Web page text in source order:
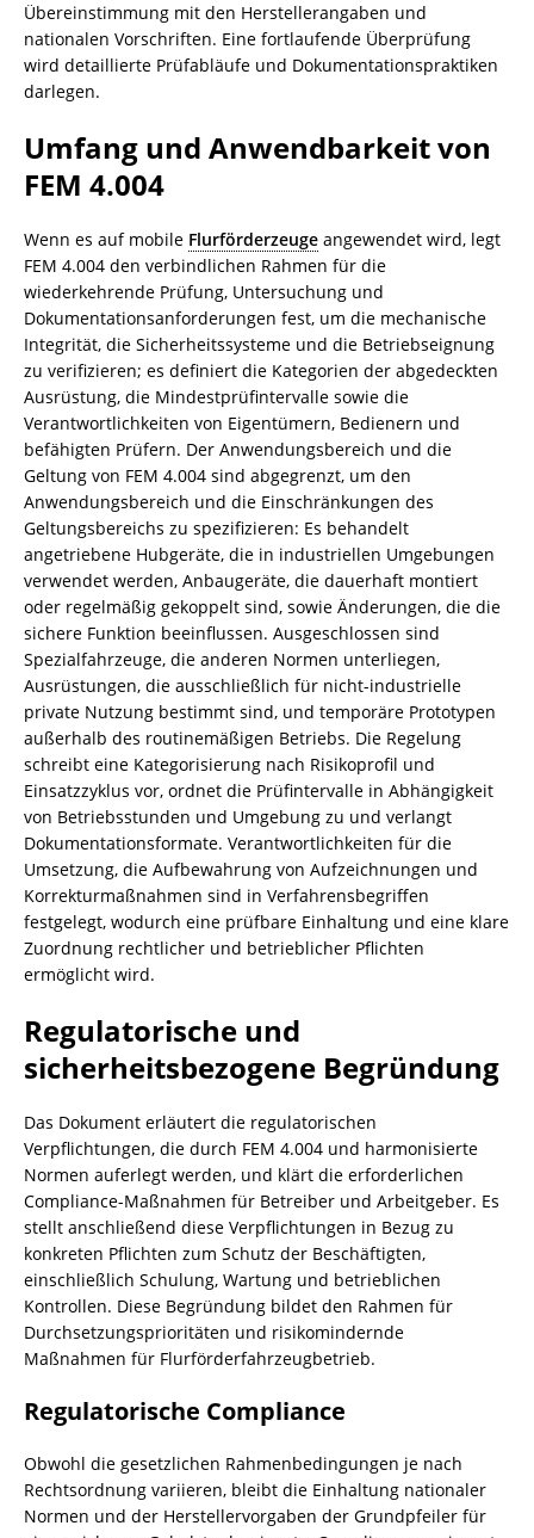
Übereinstimmung mit den Herstellerangaben und
nationalen Vorschriften. Eine fortlaufende Überprüfung
wird detaillierte Prüfabläufe und Dokumentationspraktiken
darlegen.
Umfang und Anwendbarkeit von
FEM 4.004
Wenn es auf mobile Flurförderzeuge angewendet wird, legt
FEM 4.004 den verbindlichen Rahmen für die
wiederkehrende Prüfung, Untersuchung und
Dokumentationsanforderungen fest, um die mechanische
Integrität, die Sicherheitssysteme und die Betriebseignung
zu verifizieren; es definiert die Kategorien der abgedeckten
Ausrüstung, die Mindestprüfintervalle sowie die
Verantwortlichkeiten von Eigentümern, Bedienern und
befähigten Prüfern. Der Anwendungsbereich und die
Geltung von FEM 4.004 sind abgegrenzt, um den
Anwendungsbereich und die Einschränkungen des
Geltungsbereichs zu spezifizieren: Es behandelt
angetriebene Hubgeräte, die in industriellen Umgebungen
verwendet werden, Anbaugeräte, die dauerhaft montiert
oder regelmäßig gekoppelt sind, sowie Änderungen, die die
sichere Funktion beeinflussen. Ausgeschlossen sind
Spezialfahrzeuge, die anderen Normen unterliegen,
Ausrüstungen, die ausschließlich für nicht-industrielle
private Nutzung bestimmt sind, und temporäre Prototypen
außerhalb des routinemäßigen Betriebs. Die Regelung
schreibt eine Kategorisierung nach Risikoprofil und
Einsatzzyklus vor, ordnet die Prüfintervalle in Abhängigkeit
von Betriebsstunden und Umgebung zu und verlangt
Dokumentationsformate. Verantwortlichkeiten für die
Umsetzung, die Aufbewahrung von Aufzeichnungen und
Korrekturmaßnahmen sind in Verfahrensbegriffen
festgelegt, wodurch eine prüfbare Einhaltung und eine klare
Zuordnung rechtlicher und betrieblicher Pflichten
ermöglicht wird.
Regulatorische und
sicherheitsbezogene Begründung
Das Dokument erläutert die regulatorischen
Verpflichtungen, die durch FEM 4.004 und harmonisierte
Normen auferlegt werden, und klärt die erforderlichen
Compliance-Maßnahmen für Betreiber und Arbeitgeber. Es
stellt anschließend diese Verpflichtungen in Bezug zu
konkreten Pflichten zum Schutz der Beschäftigten,
einschließlich Schulung, Wartung und betrieblichen
Kontrollen. Diese Begründung bildet den Rahmen für
Durchsetzungsprioritäten und risikomindernde
Maßnahmen für Flurförderfahrzeugbetrieb.
Regulatorische Compliance
Obwohl die gesetzlichen Rahmenbedingungen je nach
Rechtsordnung variieren, bleibt die Einhaltung nationaler
Normen und der Herstellervorgaben der Grundpfeiler für